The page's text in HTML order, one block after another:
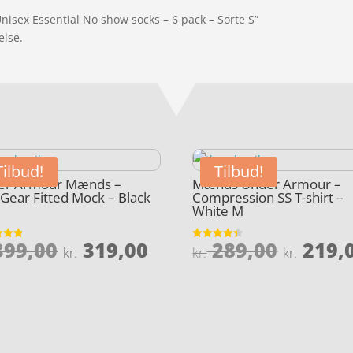
Essential No show socks – 6 pack – Sorte S”
Armour Mænds –
Fitted Mock – Black
Den
kr. 319,00
Tilbud!
Mænds Under Armour –
Compression SS T-shirt –
White M
Vurderet
4.4
kr.289,00 Den
kr.